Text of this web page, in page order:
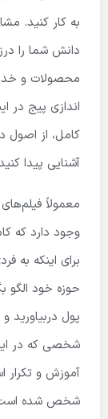
به کار کنید.
دانش شما را
محصولات و
اندازی پیج در
کامل، از اصول
آشنایی پیدا
معمولاً
وجود دارد که
برای اینکه به
حوزه خود الگو
پول دربیاورید
شخصی که در
آموزش و
شخص شده است.